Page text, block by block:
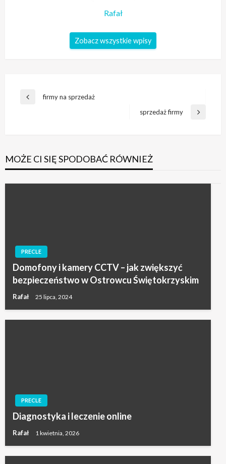
Rafał
Zobacz wszystkie wpisy
Nawigacja
Poprzedni
firmy na sprzedaż
Następny
sprzedaż firmy
MOŻE CI SIĘ SPODOBAĆ RÓWNIEŻ
PRECLE
Domofony i kamery CCTV – jak zwiększyć
bezpieczeństwo w Ostrowcu Świętokrzyskim
Rafał 25 lipca, 2024
PRECLE
Diagnostyka i leczenie online
Rafał 1 kwietnia, 2026